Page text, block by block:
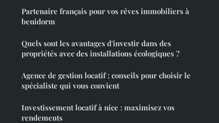
Partenaire français pour vos rêves immobiliers à
benidorm
Quels sont les avantages d'investir dans des
propriétés avec des installations écologiques ?
Agence de gestion locatif : conseils pour choisir le
spécialiste qui vous convient
Investissement locatif à nice : maximisez vos
rendements